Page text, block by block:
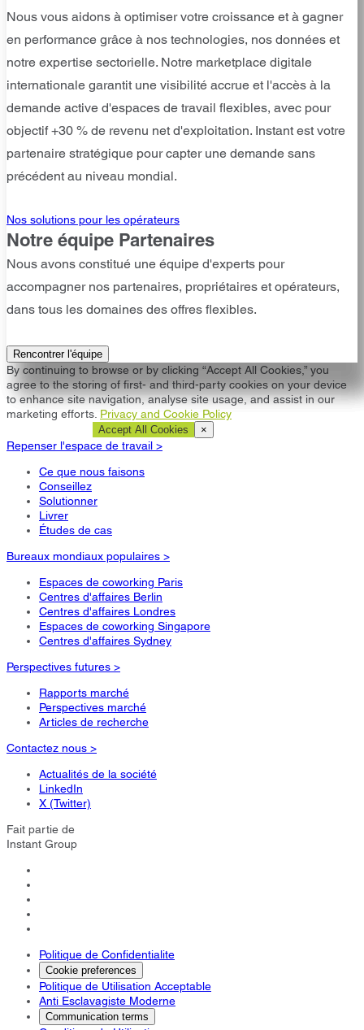
Nous vous aidons à optimiser votre croissance et à gagner
en performance grâce à nos technologies, nos données et
notre expertise sectorielle. Notre marketplace digitale
internationale garantit une visibilité accrue et l'accès à la
demande active d'espaces de travail flexibles, avec pour
objectif +30 % de revenu net d'exploitation. Instant est votre
partenaire stratégique pour capter une demande sans
précédent au niveau mondial.
Nos solutions pour les opérateurs
Notre équipe Partenaires
Nous avons constitué une équipe d'experts pour
accompagner nos partenaires, propriétaires et opérateurs,
dans tous les domaines des offres flexibles.
Rencontrer l'équipe
By continuing to browse or by clicking “Accept All Cookies,” you
agree to the storing of first- and third-party cookies on your device
to enhance site navigation, analyse site usage, and assist in our
marketing efforts. Privacy and Cookie Policy
Accept All Cookies ×
Repenser l'espace de travail >
Ce que nous faisons
Conseillez
Solutionner
Livrer
Études de cas
Bureaux mondiaux populaires >
Espaces de coworking Paris
Centres d'affaires Berlin
Centres d'affaires Londres
Espaces de coworking Singapore
Centres d'affaires Sydney
Perspectives futures >
Rapports marché
Perspectives marché
Articles de recherche
Contactez nous >
Actualités de la société
LinkedIn
X (Twitter)
Fait partie de
Instant Group
Politique de Confidentialite
Cookie preferences
Politique de Utilisation Acceptable
Anti Esclavagiste Moderne
Communication terms